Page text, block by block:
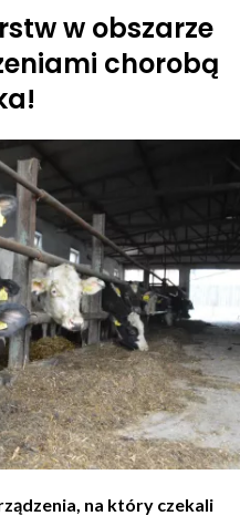
w obszarze
chorobą
na który czekali